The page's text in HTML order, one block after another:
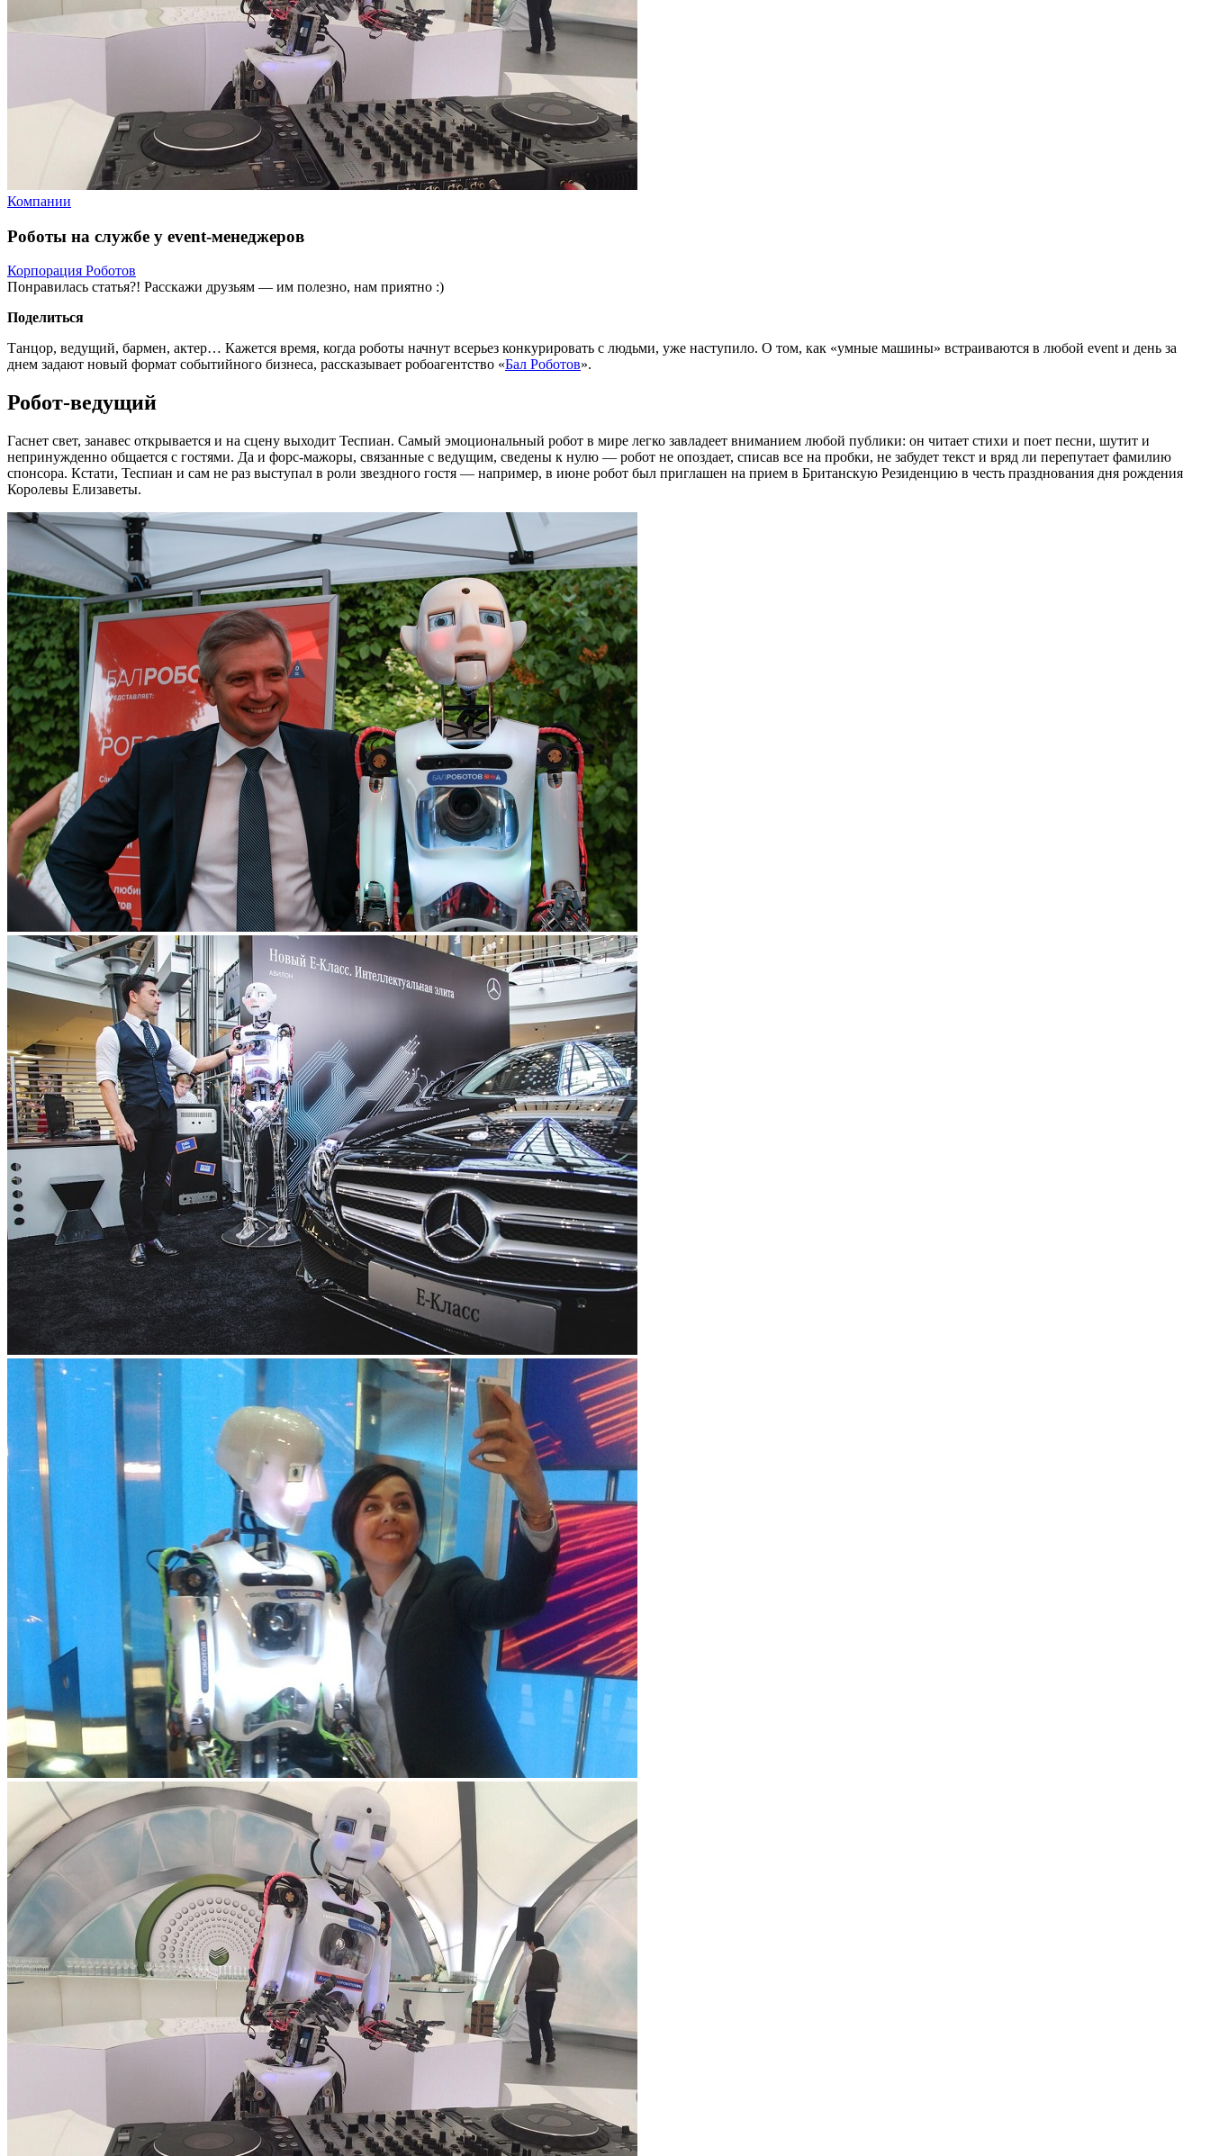
Компании
Роботы на службе у event-менеджеров
Корпорация Роботов
Понравилась статья?! Расскажи друзьям — им полезно, нам приятно :)
Поделиться
Танцор, ведущий, бармен, актер… Кажется время, когда роботы начнут всерьез конкурировать с людьми, уже наступило. О том, как «умные машины» встраиваются в любой event и день за
днем задают новый формат событийного бизнеса, рассказывает робоагентство «Бал Роботов».
Робот-ведущий
Гаснет свет, занавес открывается и на сцену выходит Теспиан. Самый эмоциональный робот в мире легко завладеет вниманием любой публики: он читает стихи и поет песни, шутит и
непринужденно общается с гостями. Да и форс-мажоры, связанные с ведущим, сведены к нулю — робот не опоздает, списав все на пробки, не забудет текст и вряд ли перепутает фамилию
спонсора. Кстати, Теспиан и сам не раз выступал в роли звездного гостя — например, в июне робот был приглашен на прием в Британскую Резиденцию в честь празднования дня рождения
Королевы Елизаветы.